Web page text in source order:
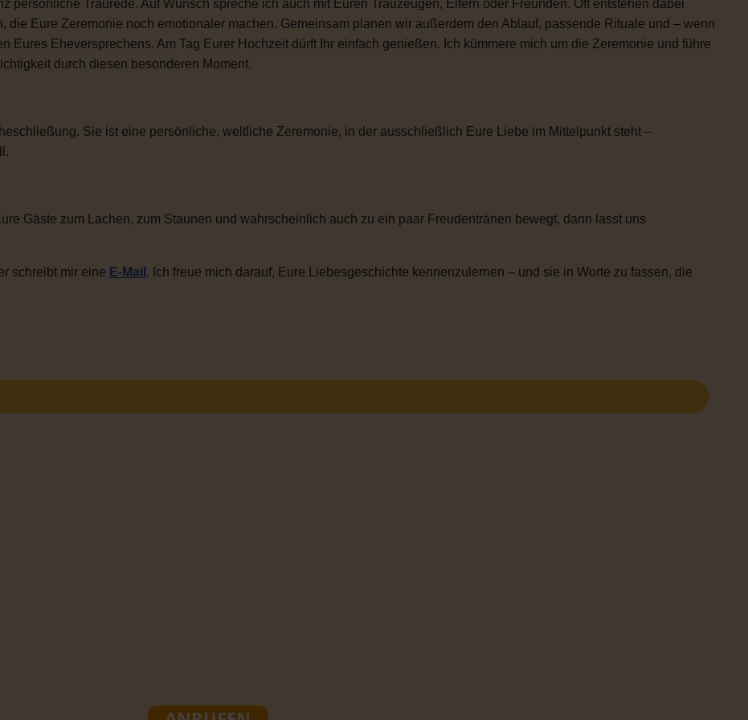
persönliche Traurede. Auf Wunsch spreche ich auch mit Euren Trauzeugen, Eltern oder Freunden. Oft entstehen dabei
Eure Zeremonie noch emotionaler machen. Gemeinsam planen wir außerdem den Ablauf, passende Rituale und – wenn
Eures Eheversprechens. Am Tag Eurer Hochzeit dürft Ihr einfach genießen. Ich kümmere mich um die Zeremonie und führe
durch diesen besonderen Moment.
Sie ist eine persönliche, weltliche Zeremonie, in der ausschließlich Eure Liebe im Mittelpunkt steht –
Gäste zum Lachen, zum Staunen und wahrscheinlich auch zu ein paar Freudentränen bewegt, dann lasst uns
schreibt mir eine E-Mail . Ich freue mich darauf, Eure Liebesgeschichte kennenzulernen – und sie in Worte zu fassen, die